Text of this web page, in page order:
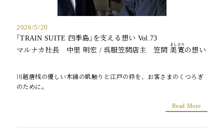
2026/5/20
｢TRAIN SUITE 四季島｣を支える想い Vol.73
マルナカ社長 中里 明宏 / 呉服笠間店主 笠間 美寛
よしひろ
の想い
川越唐桟の優しい木綿の肌触りと江戸の粋を、お客さまのくつろぎ
のために。
Read More